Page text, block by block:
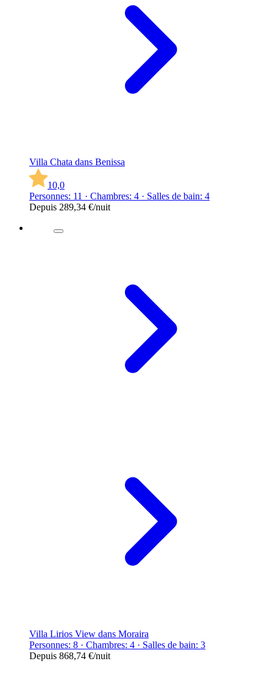
Villa Chata dans Benissa
10,0
Personnes: 11 · Chambres: 4 · Salles de bain: 4
Depuis 289,34 €/nuit
Villa Lirios View dans Moraira
Personnes: 8 · Chambres: 4 · Salles de bain: 3
Depuis 868,74 €/nuit